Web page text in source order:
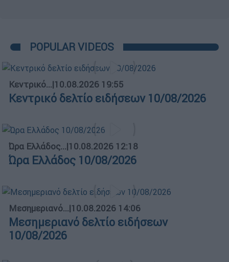
POPULAR VIDEOS
Κεντρικό...|10.08.2026 19:55
Κεντρικό δελτίο ειδήσεων 10/08/2026
Ώρα Ελλάδος...|10.08.2026 12:18
Ώρα Ελλάδος 10/08/2026
Μεσημεριανό...|10.08.2026 14:06
Μεσημεριανό δελτίο ειδήσεων
10/08/2026